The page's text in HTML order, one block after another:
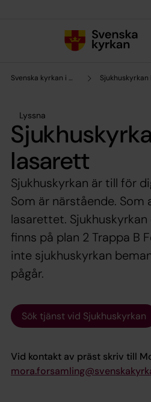
Svenska kyrkan i Mora
Lyssna
lasarett
Sjukhuskyrkan är till för
Som är närstående. Som
lasarettet.
finns på plan 2 Trappa B
inte sjukhuskyrkan
pågår.
Sök tjänst vid Sjukhuskyrkan
Vid kontakt av präst skriv till